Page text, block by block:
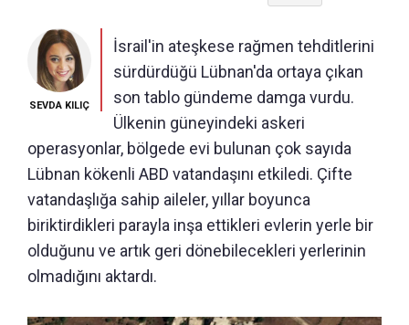
SEVDA KILIÇ
İsrail'in ateşkese rağmen tehditlerini
sürdürdüğü Lübnan'da ortaya çıkan
son tablo gündeme damga vurdu.
Ülkenin güneyindeki askeri
operasyonlar, bölgede evi bulunan çok sayıda
Lübnan kökenli ABD vatandaşını etkiledi. Çifte
vatandaşlığa sahip aileler, yıllar boyunca
biriktirdikleri parayla inşa ettikleri evlerin yerle bir
olduğunu ve artık geri dönebilecekleri yerlerinin
olmadığını aktardı.